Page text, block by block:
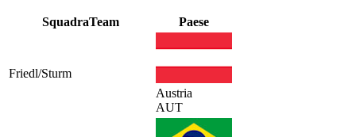
SquadraTeam Paese
Friedl/Sturm
Austria
AUT